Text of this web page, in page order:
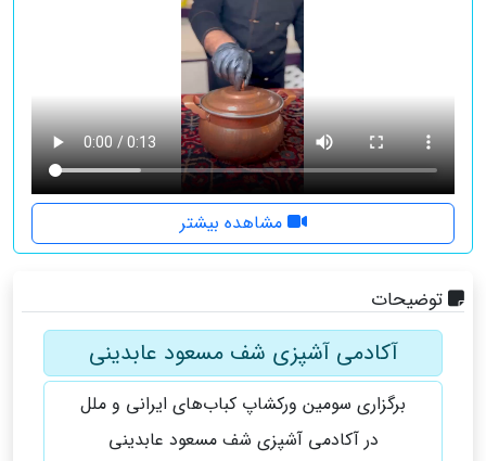
مشاهده بیشتر
توضیحات
آکادمی آشپزی شف مسعود عابدینی
برگزاری سومین ورکشاپ کباب‌های ایرانی و ملل
در آکادمی آشپزی شف مسعود عابدینی